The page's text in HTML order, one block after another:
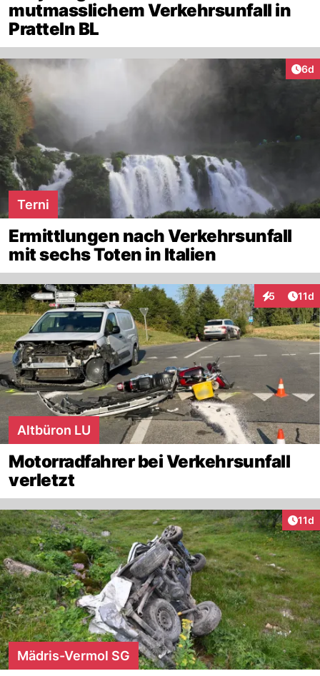
mutmasslichem Verkehrsunfall in
Pratteln BL
6d
Terni
Ermittlungen nach Verkehrsunfall
mit sechs Toten in Italien
5 11d
Altbüron LU
Motorradfahrer bei Verkehrsunfall
verletzt
11d
Mädris-Vermol SG